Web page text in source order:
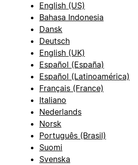
English (US)
Bahasa Indonesia
Dansk
Deutsch
English (UK)
Español (España)
Español (Latinoamérica)
Français (France)
Italiano
Nederlands
Norsk
Português (Brasil)
Suomi
Svenska